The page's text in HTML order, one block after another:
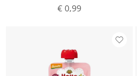
€ 0,99